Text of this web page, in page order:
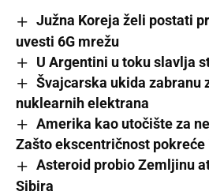
Južna Koreja želi postati
uvesti 6G mrežu
U Argentini u toku slavlja
Švajcarska ukida zabranu
nuklearnih elektrana
Amerika kao utočište za
Zašto ekscentričnost
Asteroid probio Zemljinu
Sibira